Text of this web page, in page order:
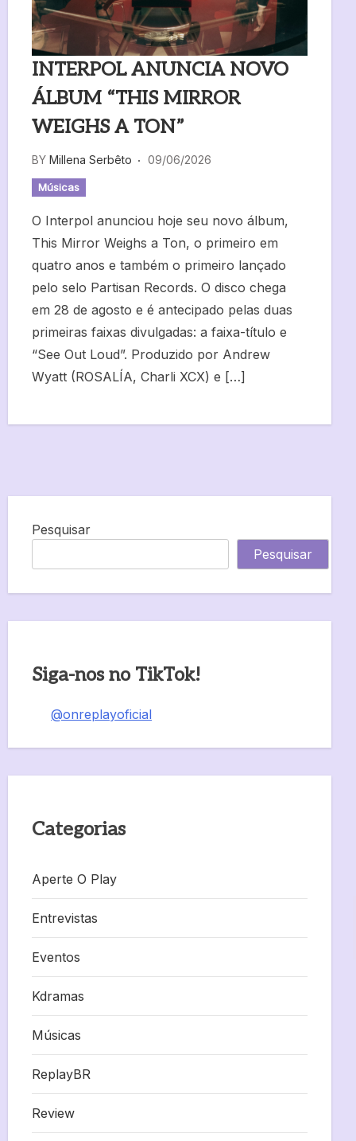
INTERPOL ANUNCIA NOVO
ÁLBUM “THIS MIRROR
WEIGHS A TON”
BY Millena Serbêto 09/06/2026
Músicas
O Interpol anunciou hoje seu novo álbum,
This Mirror Weighs a Ton, o primeiro em
quatro anos e também o primeiro lançado
pelo selo Partisan Records. O disco chega
em 28 de agosto e é antecipado pelas duas
primeiras faixas divulgadas: a faixa-título e
“See Out Loud”. Produzido por Andrew
Wyatt (ROSALÍA, Charli XCX) e […]
Pesquisar
Pesquisar
Siga-nos no TikTok!
@onreplayoficial
Categorias
Aperte O Play
Entrevistas
Eventos
Kdramas
Músicas
ReplayBR
Review